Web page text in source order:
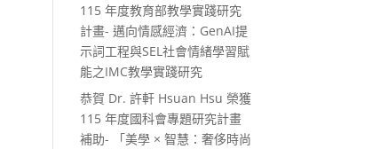
115 年度教育部教學實踐研究
計畫- 邁向情感經濟：GenAI提
示詞工程與SEL社會情緒學習賦
能之IMC教學實踐研究
恭賀 Dr. 許軒 Hsuan Hsu 榮獲
115 年度國科會專題研究計畫
補助- 「美學 × 智慧：奢侈時尚